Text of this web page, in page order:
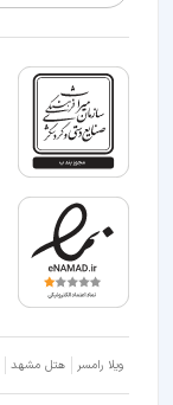
ویلا رامسر هتل مشهد